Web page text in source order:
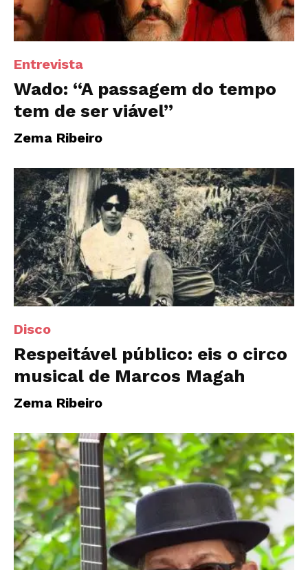
Entrevista
Wado: “A passagem do tempo
tem de ser viável”
Zema Ribeiro
Disco
Respeitável público: eis o circo
musical de Marcos Magah
Zema Ribeiro